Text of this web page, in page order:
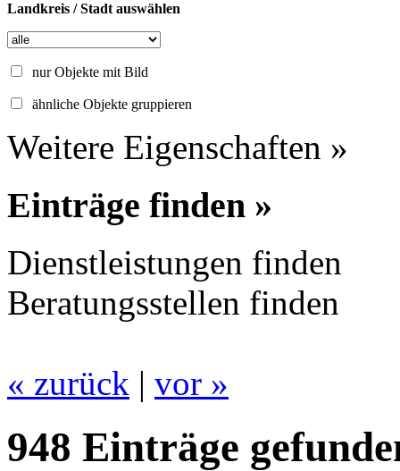
Landkreis / Stadt auswählen
nur Objekte mit Bild
ähnliche Objekte gruppieren
Weitere Eigenschaften »
Einträge finden »
Dienstleistungen finden
Beratungsstellen finden
« zurück | vor »
948 Einträge